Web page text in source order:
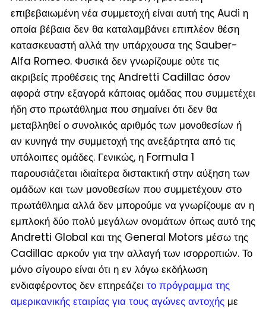
επιβεβαιωμένη νέα συμμετοχή είναι αυτή της Audi η
οποία βέβαια δεν θα καταλαμβάνει επιπλέον θέση
κατασκευαστή αλλά την υπάρχουσα της Sauber-
Alfa Romeo. Φυσικά δεν γνωρίζουμε ούτε τις
ακριβείς προθέσεις της Andretti Cadillac όσον
αφορά στην εξαγορά κάποιας ομάδας που συμμετέχει
ήδη στο πρωτάθλημα που σημαίνει ότι δεν θα
μεταβληθεί ο συνολικός αριθμός των μονοθεσίων ή
αν κυνηγά την συμμετοχή της ανεξάρτητα από τις
υπόλοιπες ομάδες. Γενικώς, η Formula 1
παρουσιάζεται ιδιαίτερα διστακτική στην αύξηση των
ομάδων και των μονοθεσίων που συμμετέχουν στο
πρωτάθλημα αλλά δεν μπορούμε να γνωρίζουμε αν η
εμπλοκή δύο πολύ μεγάλων ονομάτων όπως αυτό της
Andretti Global και της General Motors μέσω της
Cadillac αρκούν για την αλλαγή των ισορροπιών. Το
μόνο σίγουρο είναι ότι η εν λόγω εκδήλωση
ενδιαφέροντος δεν επηρεάζει το πρόγραμμα της
αμερικανικής εταιρίας για τους αγώνες αντοχήςμε